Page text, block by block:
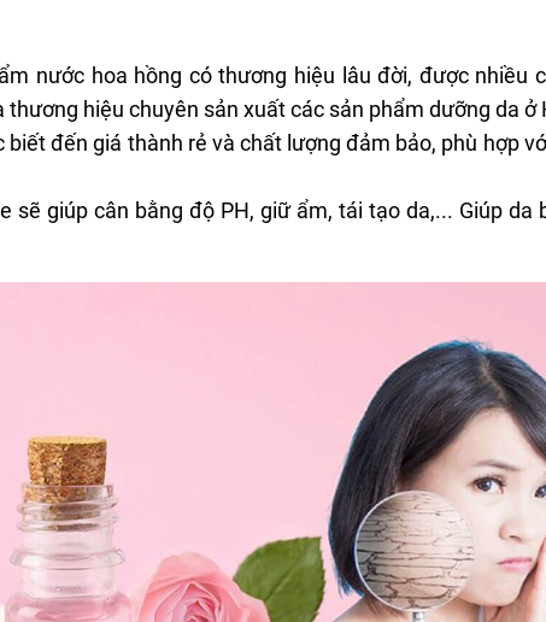
nước hoa hồng có thương hiệu lâu đời, được nhiều
hiệu chuyên sản xuất các sản phẩm dưỡng da ở
đến giá thành rẻ và chất lượng đảm bảo, phù hợp
sẽ giúp cân bằng độ PH, giữ ẩm, tái tạo da,... Giúp da